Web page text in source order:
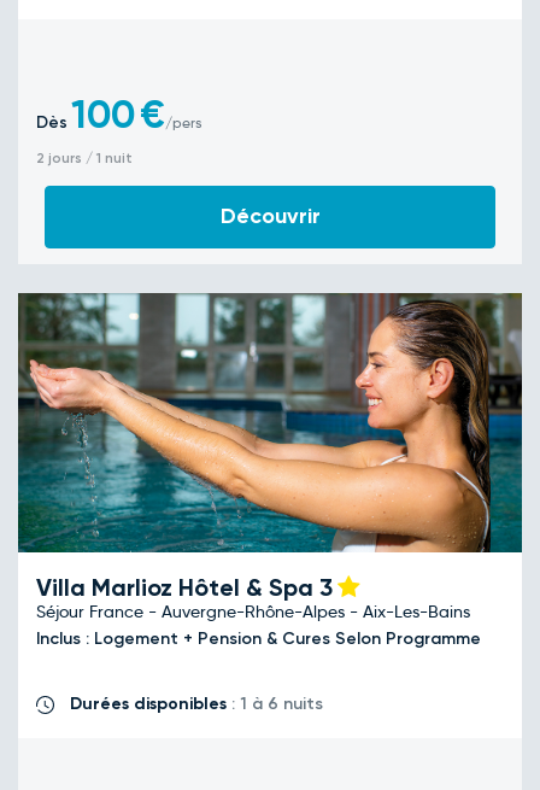
Dès 100€/pers
2 jours / 1 nuit
Découvrir
Villa Marlioz Hôtel & Spa 3
Séjour France - Auvergne-Rhône-Alpes - Aix-Les-Bains
Inclus : Logement + Pension & Cures Selon Programme
Durées disponibles : 1 à 6 nuits